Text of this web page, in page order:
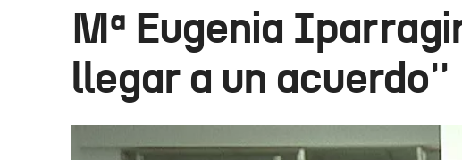
Mª Eugenia
llegar a un acuerdo''